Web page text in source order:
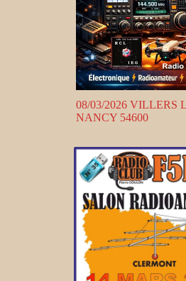
08/03/2026 VILLERS
NANCY 54600